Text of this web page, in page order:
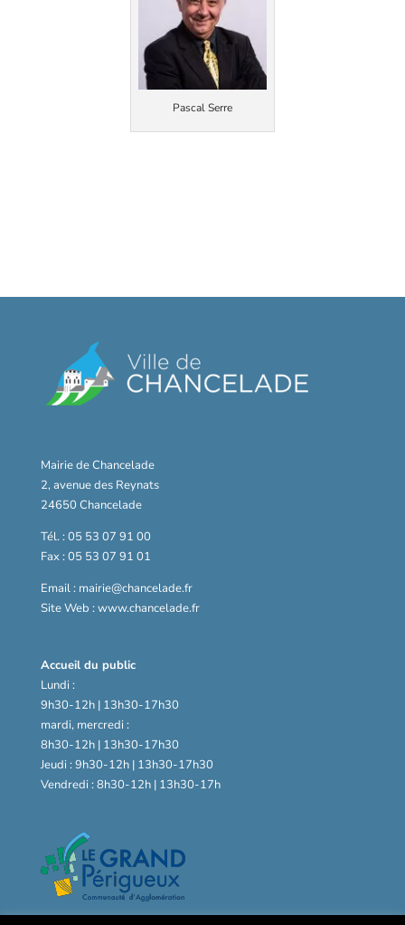
Pascal Serre
Mairie de Chancelade
2, avenue des Reynats
24650 Chancelade
Tél. : 05 53 07 91 00
Fax : 05 53 07 91 01
Email : mairie@chancelade.fr
Site Web : www.chancelade.fr
Accueil du public
Lundi :
9h30-12h | 13h30-17h30
mardi, mercredi :
8h30-12h | 13h30-17h30
Jeudi : 9h30-12h | 13h30-17h30
Vendredi : 8h30-12h | 13h30-17h